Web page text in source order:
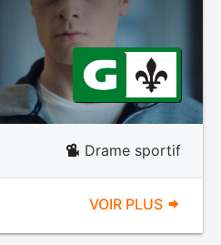
Drame sportif
VOIR PLUS